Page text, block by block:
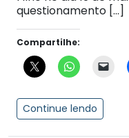
questionamento […]
Compartilhe:
Continue lendo